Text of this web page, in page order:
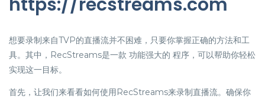
想要录制来自TVP的直播流并不困难，只要你掌握正确的方法和工
具。其中，RecStreams是一款 功能强大的 程序，可以帮助你轻松
实现这一目标。
首先，让我们来看看如何使用RecStreams来录制直播流。确保你